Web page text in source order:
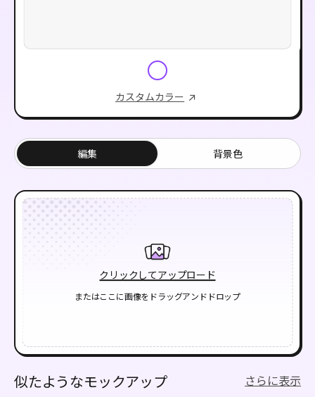
カスタムカラー
クリックしてアップロード
またはここに画像をドラッグアンドドロップ
編集 背景色
似たようなモックアップ さらに表示